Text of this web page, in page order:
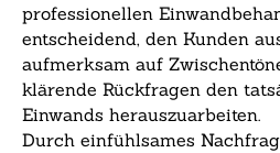
professionellen
entscheidend, den Kunden
aufmerksam auf
klärende Rückfragen den
Einwands herauszuarbeiten.
Durch einfühlsames